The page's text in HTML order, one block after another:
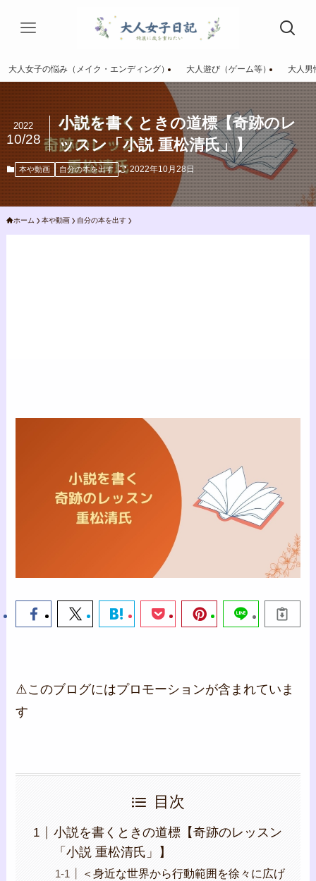
大人女子の悩み（メイク・エンディング） 大人遊び（ゲーム等） 大人男
小説を書くときの道標【奇跡のレ
ッスン「小説 重松清氏」】
2022
10/28
本や動画 自分の本を出す 2022年10月28日
ホーム 本や動画 自分の本を出す
⚠️このブログにはプロモーションが含まれていま
す
目次
小説を書くときの道標【奇跡のレッスン
「小説 重松清氏」】
＜身近な世界から行動範囲を徐々に広げ